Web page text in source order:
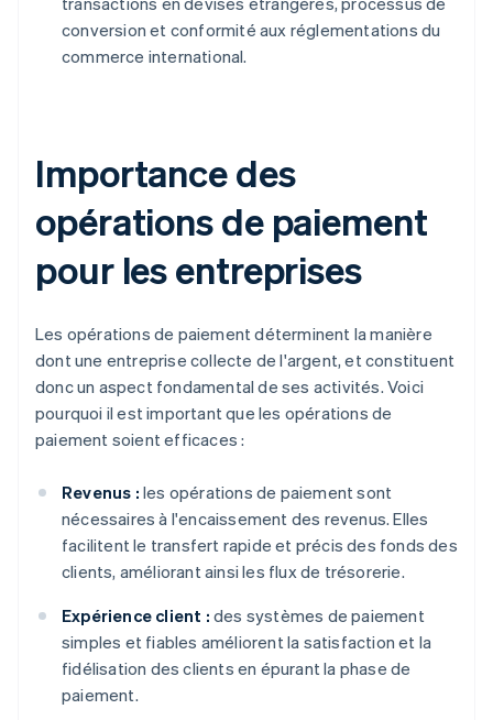
conversion et conformité aux réglementations du
commerce international.
Importance des
opérations de paiement
pour les entreprises
Les opérations de paiement déterminent la manière
dont une entreprise collecte de l'argent, et constituent
donc un aspect fondamental de ses activités. Voici
pourquoi il est important que les opérations de
paiement soient efficaces :
Revenus : les opérations de paiement sont
nécessaires à l'encaissement des revenus. Elles
facilitent le transfert rapide et précis des fonds des
clients, améliorant ainsi les flux de trésorerie.
Expérience client : des systèmes de paiement
simples et fiables améliorent la satisfaction et la
fidélisation des clients en épurant la phase de
paiement.